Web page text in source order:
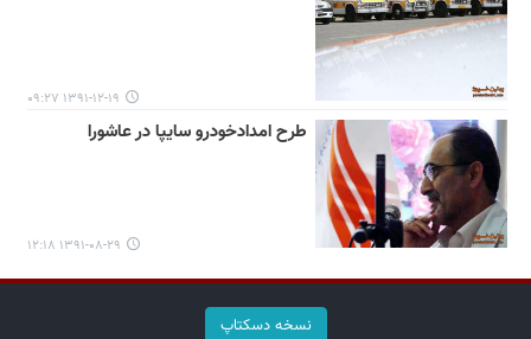
۱۳۹۱-۱۲-۱۹ ۰۹:۲۷
طرح امدادخودرو سایپا در عاشورا
۱۳۹۱-۰۸-۲۹ ۱۲:۱۸
نسخه دسکتاپ